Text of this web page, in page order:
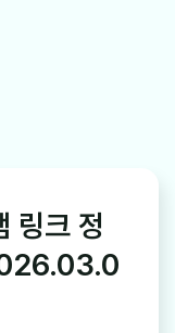
링크 정